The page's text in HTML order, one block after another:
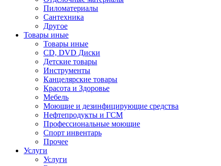
Пиломатериалы
Сантехника
Другое
Товары иные
Товары иные
CD, DVD Диски
Детские товары
Инструменты
Канцелярские товары
Красота и Здоровье
Мебель
Моющие и дезинфицирующие средства
Нефтепродукты и ГСМ
Профессиональные моющие
Спорт инвентарь
Прочее
Услуги
Услуги